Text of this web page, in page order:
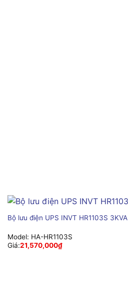
Bộ lưu điện UPS INVT HR1103S 3KVA
Model: HA-HR1103S
Giá:21,570,000₫